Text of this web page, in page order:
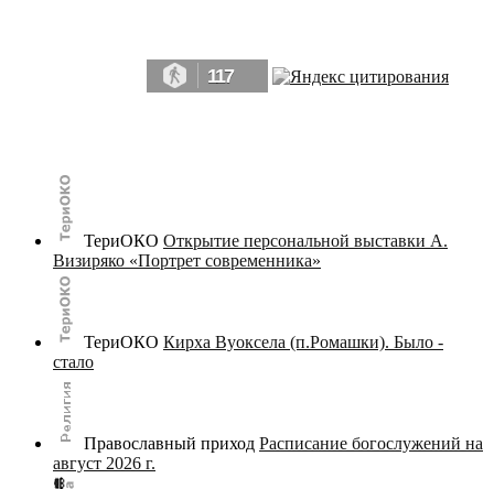
117
ТериОКО Открытие персональной выставки А.
Визиряко «Портрет современника»
ТериОКО Кирха Вуоксела (п.Ромашки). Было -
стало
Православный приход Расписание богослужений на
август 2026 г.